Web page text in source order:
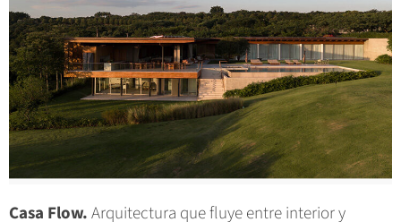
Casa Flow.Arquitectura que fluye entre interior y